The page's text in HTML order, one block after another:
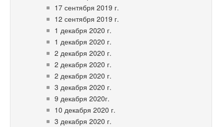
17 сентября 2019 г.
12 сентября 2019 г.
1 декабря 2020 г.
1 декабря 2020 г.
2 декабря 2020 г.
2 декабря 2020 г.
2 декабря 2020 г.
3 декабря 2020 г.
9 декабря 2020г.
10 декабря 2020 г.
3 декабря 2020 г.